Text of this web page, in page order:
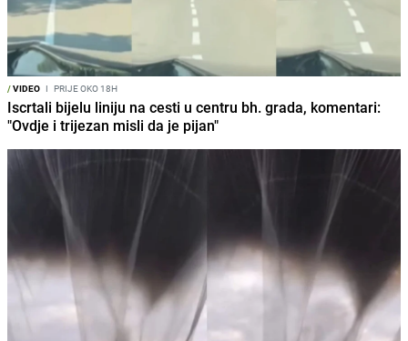
/VIDEO I PRIJE OKO 18H
Iscrtali bijelu liniju na cesti u centru bh. grada, komentari:
"Ovdje i trijezan misli da je pijan"